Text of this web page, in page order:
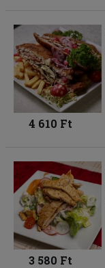
4 610 Ft
3 580 Ft